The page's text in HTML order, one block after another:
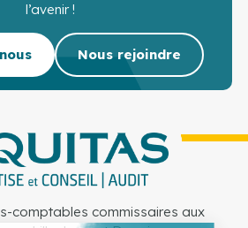
l’avenir !
Nous rejoindre
comptables commissaires aux